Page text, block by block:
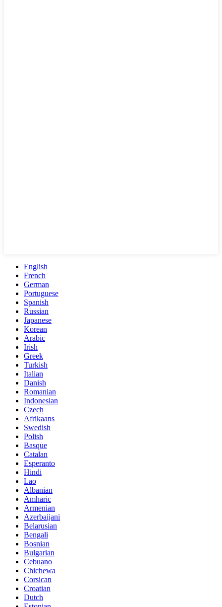
English
French
German
Portuguese
Spanish
Russian
Japanese
Korean
Arabic
Irish
Greek
Turkish
Italian
Danish
Romanian
Indonesian
Czech
Afrikaans
Swedish
Polish
Basque
Catalan
Esperanto
Hindi
Lao
Albanian
Amharic
Armenian
Azerbaijani
Belarusian
Bengali
Bosnian
Bulgarian
Cebuano
Chichewa
Corsican
Croatian
Dutch